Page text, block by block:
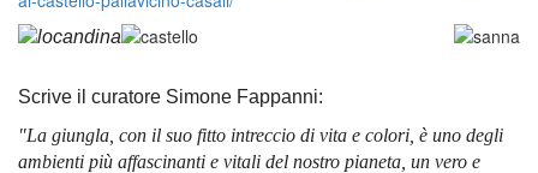
Scrive il curatore Simone Fappanni:
"La giungla, con il suo fitto intreccio di vita e colori, è uno degli
ambienti più affascinanti e vitali del nostro pianeta, un vero e